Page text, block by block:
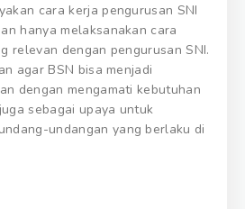
cara kerja pengurusan SNI
hanya melaksanakan cara
relevan dengan pengurusan SNI.
agar BSN bisa menjadi
dengan mengamati kebutuhan
sebagai upaya untuk
undangan yang berlaku di